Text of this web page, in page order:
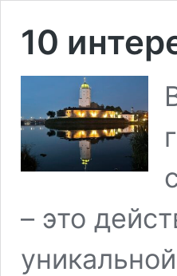
10
– это